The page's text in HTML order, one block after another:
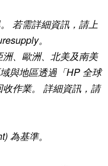
若需詳細資訊，請上
。
、歐洲、北美及南美
與地區透過「HP 全球
作業。 詳細資訊，請
為基準。